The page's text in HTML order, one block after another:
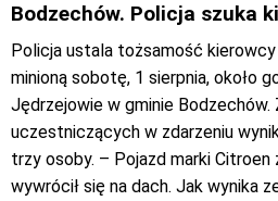
Bodzechów. Policja szuka
Policja ustala tożsamość
minioną sobotę, 1 sierpnia, około
Jędrzejowie w gminie Bodzechów.
uczestniczących w zdarzeniu
trzy osoby. – Pojazd marki Citroen
wywrócił się na dach. Jak wynika